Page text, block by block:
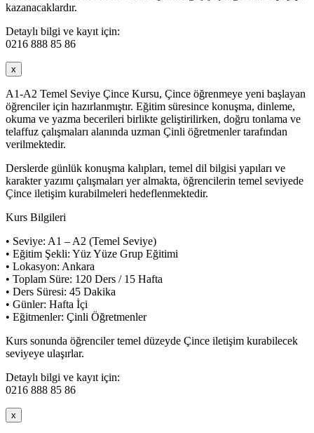
kazanacaklardır.
Detaylı bilgi ve kayıt için:
0216 888 85 86
x
A1-A2 Temel Seviye Çince Kursu, Çince öğrenmeye yeni başlayan
öğrenciler için hazırlanmıştır. Eğitim süresince konuşma, dinleme,
okuma ve yazma becerileri birlikte geliştirilirken, doğru tonlama ve
telaffuz çalışmaları alanında uzman Çinli öğretmenler tarafından
verilmektedir.
Derslerde günlük konuşma kalıpları, temel dil bilgisi yapıları ve
karakter yazımı çalışmaları yer almakta, öğrencilerin temel seviyede
Çince iletişim kurabilmeleri hedeflenmektedir.
Kurs Bilgileri
• Seviye: A1 – A2 (Temel Seviye)
• Eğitim Şekli: Yüz Yüze Grup Eğitimi
• Lokasyon: Ankara
• Toplam Süre: 120 Ders / 15 Hafta
• Ders Süresi: 45 Dakika
• Günler: Hafta İçi
• Eğitmenler: Çinli Öğretmenler
Kurs sonunda öğrenciler temel düzeyde Çince iletişim kurabilecek
seviyeye ulaşırlar.
Detaylı bilgi ve kayıt için:
0216 888 85 86
x